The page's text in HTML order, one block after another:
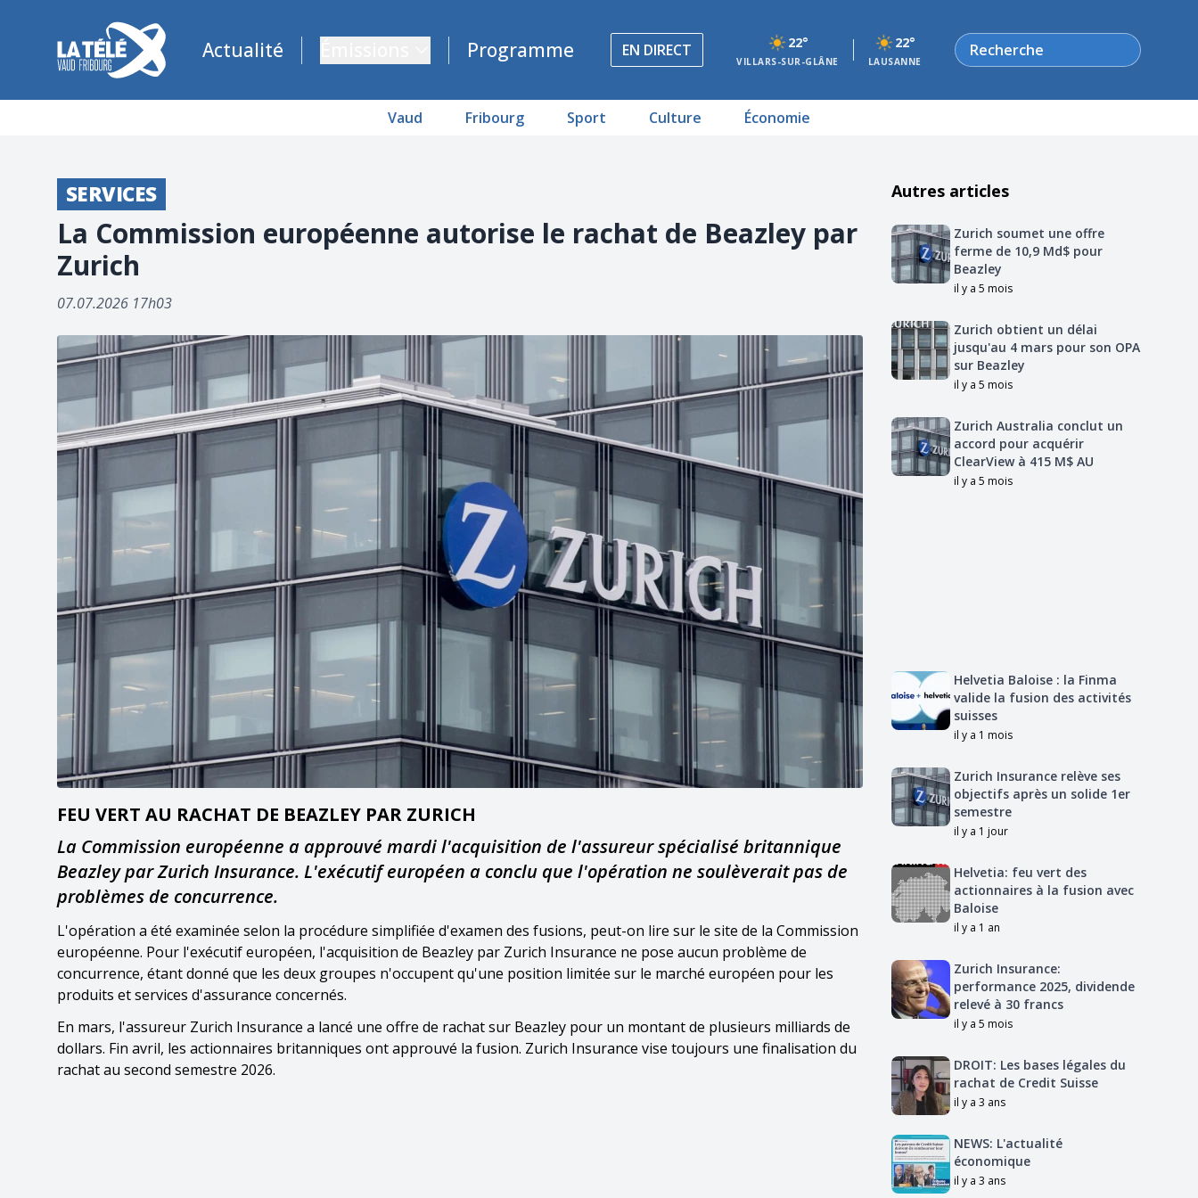
La Télé - Télévision régionale Vaud et Fribourg
Actualité Programme EN DIRECT 22°
VILLARS-SUR-GLÂNE
22°
LAUSANNE
Rechercher
Vaud Fribourg Sport Culture Économie
SERVICES
La Commission européenne autorise le rachat de Beazley par
Zurich
07.07.2026 17h03
FEU VERT AU RACHAT DE BEAZLEY PAR ZURICH
La Commission européenne a approuvé mardi l'acquisition de l'assureur spécialisé britannique
Beazley par Zurich Insurance. L'exécutif européen a conclu que l'opération ne soulèverait pas de
problèmes de concurrence.
L'opération a été examinée selon la procédure simplifiée d'examen des fusions, peut-on lire sur le site de la Commission
européenne. Pour l'exécutif européen, l'acquisition de Beazley par Zurich Insurance ne pose aucun problème de
concurrence, étant donné que les deux groupes n'occupent qu'une position limitée sur le marché européen pour les
produits et services d'assurance concernés.
En mars, l'assureur Zurich Insurance a lancé une offre de rachat sur Beazley pour un montant de plusieurs milliards de
dollars. Fin avril, les actionnaires britanniques ont approuvé la fusion. Zurich Insurance vise toujours une finalisation du
rachat au second semestre 2026.
Autres articles
Zurich soumet une offre
ferme de 10,9 Md$ pour
Beazley
il y a 5 mois
Zurich obtient un délai
jusqu'au 4 mars pour son OPA
sur Beazley
il y a 5 mois
Zurich Australia conclut un
accord pour acquérir
ClearView à 415 M$ AU
il y a 5 mois
Helvetia Baloise : la Finma
valide la fusion des activités
suisses
il y a 1 mois
Zurich Insurance relève ses
objectifs après un solide 1er
semestre
il y a 1 jour
Helvetia: feu vert des
actionnaires à la fusion avec
Baloise
il y a 1 an
Zurich Insurance:
performance 2025, dividende
relevé à 30 francs
il y a 5 mois
DROIT: Les bases légales du
rachat de Credit Suisse
il y a 3 ans
NEWS: L'actualité
économique
il y a 3 ans